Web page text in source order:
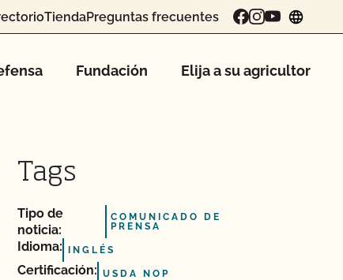
TiendaPreguntas frecuentes
Fundación Elija a su agricultor
Tags
Tipo de
noticia:
COMUNICADO DE
PRENSA
Idioma: INGLÉS
Certificación: USDA NOP